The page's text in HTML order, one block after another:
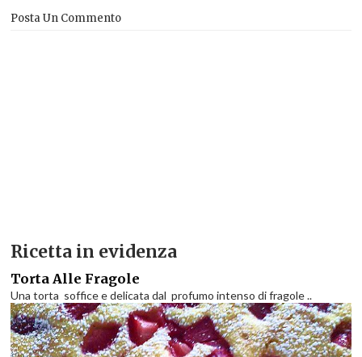
Posta Un Commento
Ricetta in evidenza
Torta Alle Fragole
Una torta soffice e delicata dal profumo intenso di fragole ..